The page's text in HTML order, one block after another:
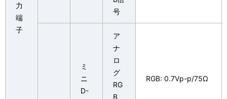
力
端
子
号
ミ
ニ
D-
ア
ナ
ロ
グ
RG
B
RGB: 0.7Vp-p/75Ω